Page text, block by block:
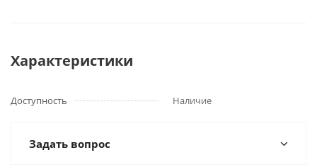
Характеристики
Доступность Наличие
Задать вопрос